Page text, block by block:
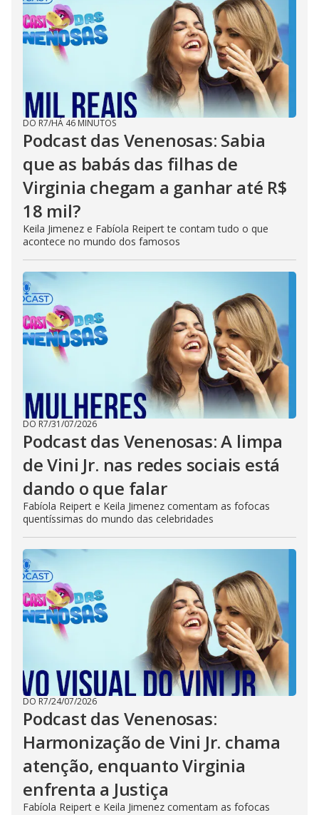
DO R7/HÁ 46 MINUTOS
Podcast das Venenosas: Sabia
que as babás das filhas de
Virginia chegam a ganhar até R$
18 mil?
Keila Jimenez e Fabíola Reipert te contam tudo o que
acontece no mundo dos famosos
DO R7/31/07/2026
Podcast das Venenosas: A limpa
de Vini Jr. nas redes sociais está
dando o que falar
Fabíola Reipert e Keila Jimenez comentam as fofocas
quentíssimas do mundo das celebridades
DO R7/24/07/2026
Podcast das Venenosas:
Harmonização de Vini Jr. chama
atenção, enquanto Virginia
enfrenta a Justiça
Fabíola Reipert e Keila Jimenez comentam as fofocas